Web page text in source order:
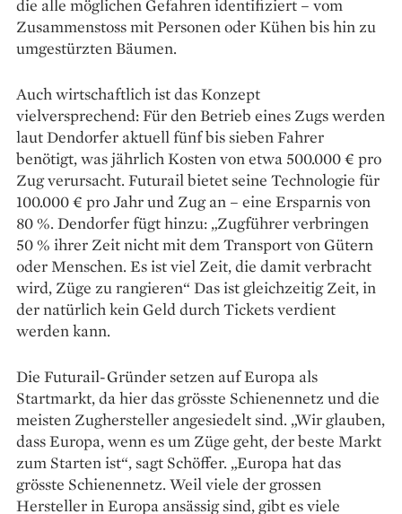
die alle möglichen Gefahren identifiziert – vom
Zusammenstoss mit Personen oder Kühen bis hin zu
umgestürzten Bäumen.
Auch wirtschaftlich ist das Konzept
vielversprechend: Für den Betrieb eines Zugs werden
laut Dendorfer aktuell fünf bis sieben Fahrer
benötigt, was jährlich Kosten von etwa 500.000 € pro
Zug verursacht. Futurail bietet seine Technologie für
100.000 € pro Jahr und Zug an – eine Ersparnis von
80 %. Den­dorfer fügt hinzu: „Zugführer verbringen
50 % ihrer Zeit nicht mit dem Transport von Gütern
oder Menschen. Es ist viel Zeit, die damit ­verbracht
wird, Züge zu rangieren“ Das ist gleichzeitig Zeit, in
der ­natürlich kein Geld durch ­Tickets verdient
werden kann.
Die Futurail-Gründer ­setzen auf Europa als
Startmarkt, da hier das grösste Schienennetz und die
meisten Zughersteller ­angesiedelt sind. „Wir glauben,
dass ­Europa, wenn es um Züge geht, der beste Markt
zum Starten ist“, sagt Schöffer. „Europa hat das
grösste Schienen­netz. Weil viele der ­grossen
Hersteller in Europa ansässig sind, gibt es viele